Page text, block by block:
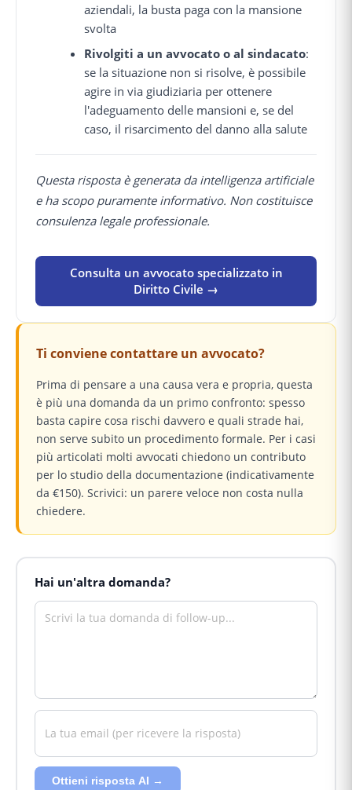
aziendali, la busta paga con la mansione
svolta
Rivolgiti a un avvocato o al sindacato:
se la situazione non si risolve, è possibile
agire in via giudiziaria per ottenere
l'adeguamento delle mansioni e, se del
caso, il risarcimento del danno alla salute
Questa risposta è generata da intelligenza artificiale
e ha scopo puramente informativo. Non costituisce
consulenza legale professionale.
Consulta un avvocato specializzato in
Diritto Civile →
Ti conviene contattare un avvocato?
Prima di pensare a una causa vera e propria, questa
è più una domanda da un primo confronto: spesso
basta capire cosa rischi davvero e quali strade hai,
non serve subito un procedimento formale. Per i casi
più articolati molti avvocati chiedono un contributo
per lo studio della documentazione (indicativamente
da €150). Scrivici: un parere veloce non costa nulla
chiedere.
Hai un'altra domanda?
Ottieni risposta AI →